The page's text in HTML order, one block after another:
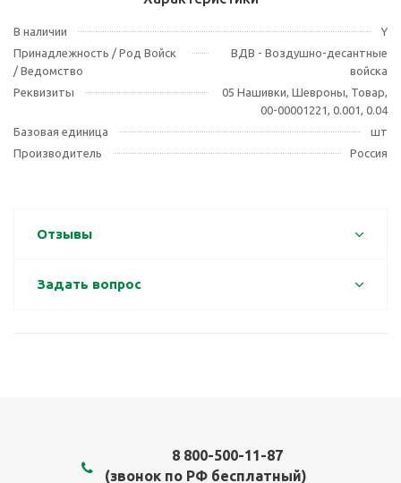
В наличии
Y
Принадлежность / Род Войск
/ Ведомство
ВДВ - Воздушно-десантные
войска
Реквизиты
05 Нашивки, Шевроны, Товар,
00-00001221, 0.001, 0.04
Базовая единица
шт
Производитель
Россия
Отзывы
Задать вопрос
8 800-500-11-87
(звонок по РФ бесплатный)